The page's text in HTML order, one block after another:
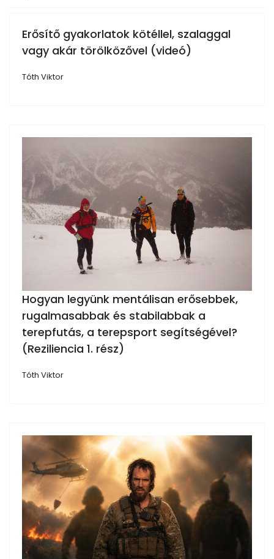
Erősítő gyakorlatok kötéllel, szalaggal
vagy akár törölközővel (videó)
Tóth Viktor
Hogyan legyünk mentálisan erősebbek,
rugalmasabbak és stabilabbak a
terepfutás, a terepsport segítségével?
(Reziliencia 1. rész)
Tóth Viktor